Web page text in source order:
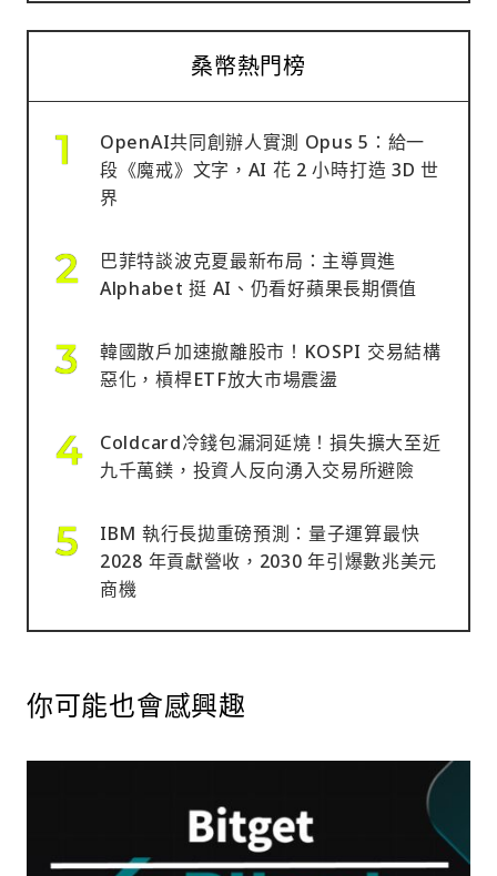
桑幣熱門榜
OpenAI共同創辦人實測 Opus 5：給一
段《魔戒》文字，AI 花 2 小時打造 3D 世
界
巴菲特談波克夏最新布局：主導買進
Alphabet 挺 AI、仍看好蘋果長期價值
韓國散戶加速撤離股市！KOSPI 交易結構
惡化，槓桿ETF放大市場震盪
Coldcard冷錢包漏洞延燒！損失擴大至近
九千萬鎂，投資人反向湧入交易所避險
IBM 執行長拋重磅預測：量子運算最快
2028 年貢獻營收，2030 年引爆數兆美元
商機
你可能也會感興趣